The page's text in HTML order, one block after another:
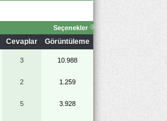
Seçenekler
Cevaplar
Görüntüleme
3 10.988
2 1.259
5 3.928